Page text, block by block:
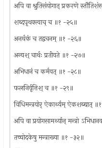
अपि वा श्रुतिसंयोगात् प्रकरणे
शब्दपृथक्त्वाच् च ॥१ -२५॥
अनर्थकं च तद्वचनम् ॥१ -२६॥
अन्यश् चार्थः प्रतीयते ॥१ -२७॥
अभिधानं च कर्मवत् ॥१ -२८॥
फलनिर्वृत्तिश् च ॥१ -२९॥
विधिमन्त्रयोर् ऐकार्थ्यम् ऐकशब्द्यात्
अपि वा प्रयोगसामर्थ्यान् मन्त्रो
तच्चोदकेषु मन्त्राख्या ॥१ -३२॥